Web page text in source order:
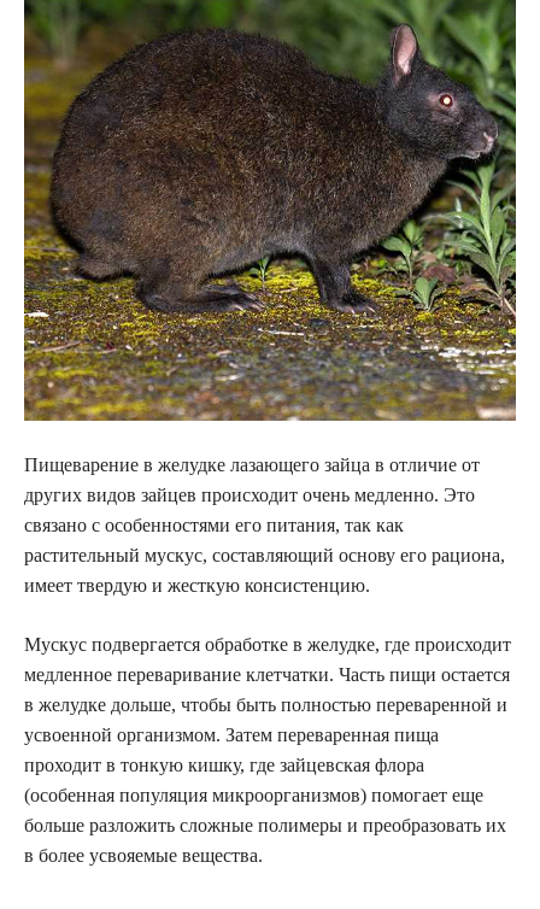
Пищеварение в желудке лазающего зайца в отличие от
других видов зайцев происходит очень медленно. Это
связано с особенностями его питания, так как
растительный мускус, составляющий основу его рациона,
имеет твердую и жесткую консистенцию.
Мускус подвергается обработке в желудке, где происходит
медленное переваривание клетчатки. Часть пищи остается
в желудке дольше, чтобы быть полностью переваренной и
усвоенной организмом. Затем переваренная пища
проходит в тонкую кишку, где зайцевская флора
(особенная популяция микроорганизмов) помогает еще
больше разложить сложные полимеры и преобразовать их
в более усвояемые вещества.